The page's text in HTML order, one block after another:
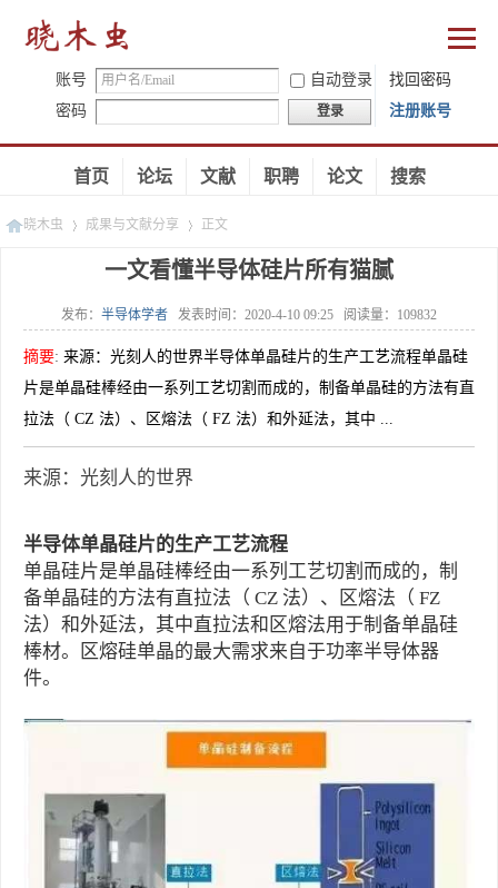
账号 自动登录
找回密码
密码
登录 注册账号
首页 论坛 文献 职聘 论文 搜索
晓木虫
»
成果与文献分享
»
正文
一文看懂半导体硅片所有猫腻
发布： 半导体学者 发表时间： 2020-4-10 09:25 阅读量： 109832
摘要: 来源：光刻人的世界半导体单晶硅片的生产工艺流程单晶硅
片是单晶硅棒经由一系列工艺切割而成的，制备单晶硅的方法有直
拉法（ CZ 法）、区熔法（ FZ 法）和外延法，其中 ...
来源：光刻人的世界
半导体单晶硅片的生产工艺流程
单晶硅片是单晶硅棒经由一系列工艺切割而成的，制
备单晶硅的方法有直拉法（ CZ 法）、区熔法（ FZ
法）和外延法，其中直拉法和区熔法用于制备单晶硅
棒材。区熔硅单晶的最大需求来自于功率半导体器
件。